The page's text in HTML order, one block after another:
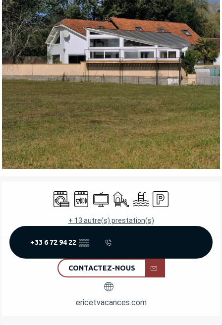
OUVERTURE ET COORDONNÉES
Lave lingeLave vaisselle
TélévisionJeux pour enfants / Espace
PiscineParking
+ 13 autre(s) prestation(s)
+33 6 72 94 22 ▒▒
CONTACTEZ-NOUS
ericetvacances.com